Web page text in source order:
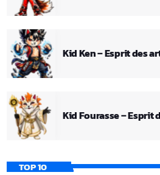
Kid Ken – Esprit des
Kid Fourasse – Esprit
TOP 10